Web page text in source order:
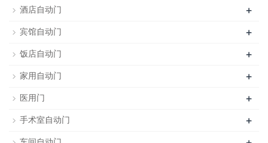
酒店自动门
+
宾馆自动门 +
饭店自动门 +
家用自动门 +
医用门 +
手术室自动门 +